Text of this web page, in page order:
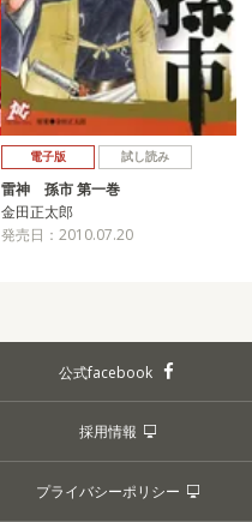
電子版 試し読み
雷神 孫市 第一巻
金田正太郎
発売日：2010.07.20
公式facebook
採用情報
プライバシーポリシー